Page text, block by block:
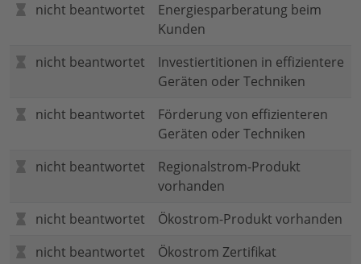
nicht beantwortet
Energiesparberatung beim
Kunden
nicht beantwortet
Investiertitionen in effizientere
Geräten oder Techniken
nicht beantwortet
Förderung von effizienteren
Geräten oder Techniken
nicht beantwortet
Regionalstrom-Produkt
vorhanden
nicht beantwortet
Ökostrom-Produkt vorhanden
nicht beantwortet
Ökostrom Zertifikat